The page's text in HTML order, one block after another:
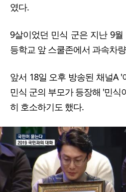
였다.
9살이었던 민식 군은 지난 9
등학교 앞 스쿨존에서 과속차
앞서 18일 오후 방송된 채널A
민식 군의 부모가 등장해 '민식
히 호소하기도 했다.